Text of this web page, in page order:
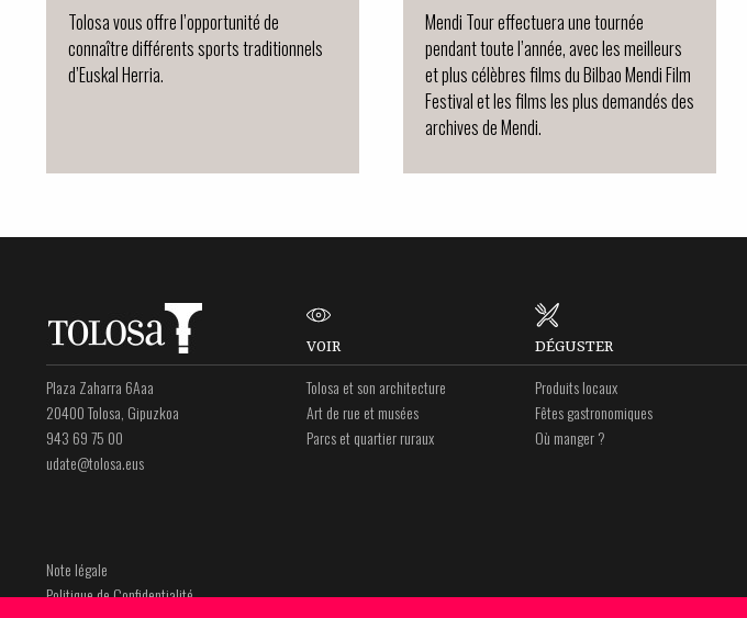
Tolosa vous offre l’opportunité de
connaître différents sports traditionnels
d’Euskal Herria.
Mendi Tour effectuera une tournée
pendant toute l’année, avec les meilleurs
et plus célèbres films du Bilbao Mendi Film
Festival et les films les plus demandés des
archives de Mendi.
VOIR
Tolosa et son architecture
Art de rue et musées
Parcs et quartier ruraux
DÉGUSTER
Produits locaux
Fêtes gastronomiques
Où manger ?
Plaza Zaharra 6Aaa
20400 Tolosa, Gipuzkoa
943 69 75 00
udate@tolosa.eus
Note légale
Politique de Confidentialité